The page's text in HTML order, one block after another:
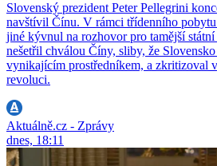
Slovenský prezident Peter Pellegrini
navštívil Čínu. V rámci třídenního
jiné kývnul na rozhovor pro tamější
nešetřil chválou Číny, sliby, že
vynikajícím prostředníkem, a zkritizoval
revoluci.
Aktuálně.cz - Zprávy
dnes, 18:11